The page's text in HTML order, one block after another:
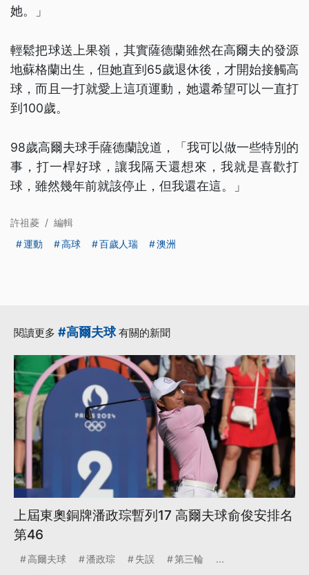
她。」
輕鬆把球送上果嶺，其實薩德蘭雖然在高爾夫的發源
地蘇格蘭出生，但她直到65歲退休後，才開始接觸高
球，而且一打就愛上這項運動，她還希望可以一直打
到100歲。
98歲高爾夫球手薩德蘭說道，「我可以做一些特別的
事，打一桿好球，讓我隔天還想來，我就是喜歡打
球，雖然幾年前就該停止，但我還在這。」
許祖菱 / 編輯
運動
高球 百歲人瑞 澳洲
閱讀更多 #高爾夫球有關的新聞
上屆東奧銅牌潘政琮暫列17 高爾夫球俞俊安排名
第46
高爾夫球 潘政琮 失誤 第三輪 ...